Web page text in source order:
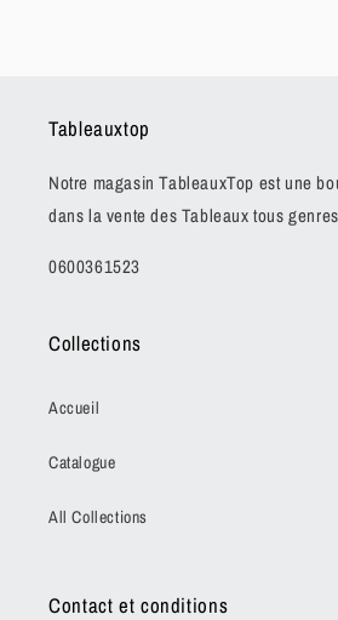
Tableauxtop
Notre magasin TableauxTop est une
dans la vente des Tableaux tous
0600361523
Collections
Accueil
Catalogue
All Collections
Contact et conditions